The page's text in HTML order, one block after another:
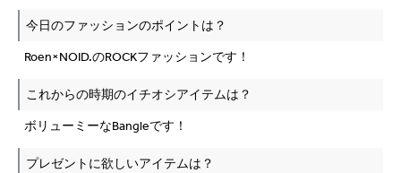
今日のファッションのポイントは？
Roen×NOID.のROCKファッションです！
これからの時期のイチオシアイテムは？
ボリューミーなBangleです！
プレゼントに欲しいアイテムは？